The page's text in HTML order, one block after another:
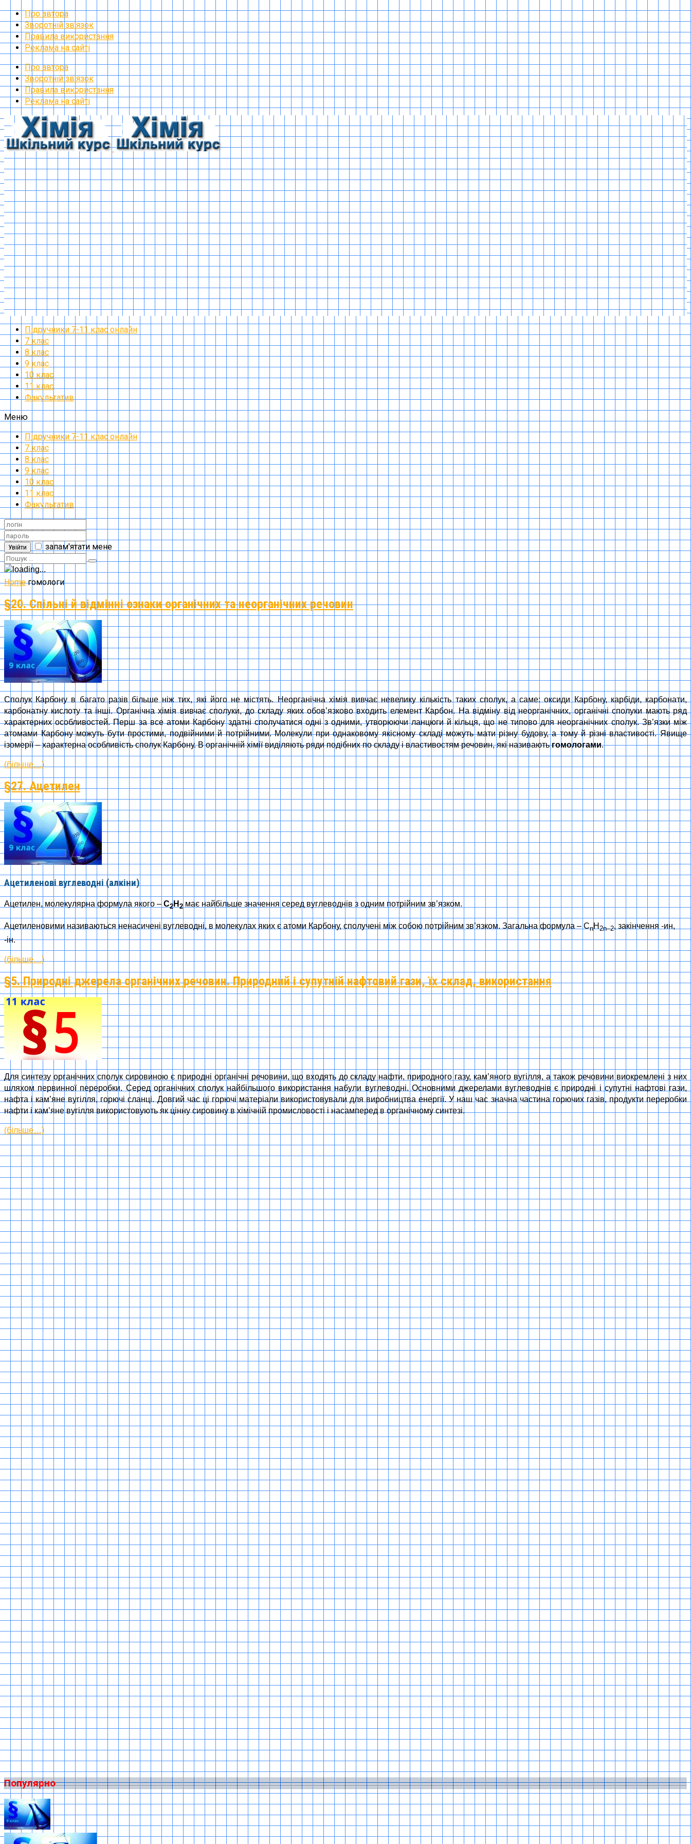
Про автора
Зворотній зв’язок
Правила використання
Реклама на сайті
Про автора
Зворотній зв’язок
Правила використання
Реклама на сайті
Підручники 7-11 клас онлайн
7 клас
8 клас
9 клас
10 клас
11 клас
Факультатив
Меню
Підручники 7-11 клас онлайн
7 клас
8 клас
9 клас
10 клас
11 клас
Факультатив
Увійти запам'ятати мене
Home гомологи
§20. Спільні й відмінні ознаки органічних та неорганічних речовин
Сполук Карбону в багато разів більше ніж тих, які його не містять. Неорганічна хімія вивчає невелику кількість таких сполук, а саме: оксиди Карбону, карбіди, карбонати,
карбонатну кислоту та інші. Органічна хімія вивчає сполуки, до складу яких обов’язково входить елемент Карбон. На відміну від неорганічних, органічні сполуки мають ряд
характерних особливостей. Перш за все атоми Карбону здатні сполучатися одні з одними, утворюючи ланцюги й кільця, що не типово для неорганічних сполук. Зв’язки між
атомами Карбону можуть бути простими, подвійними й потрійними. Молекули при однаковому якісному складі можуть мати різну будову, а тому й різні властивості. Явище
ізомерії – характерна особливість сполук Карбону. В органічній хімії виділяють ряди подібних по складу і властивостям речовин, які називаютьгомологами.
(більше…)
§27. Ацетилен
Ацетиленові вуглеводні (алкіни)
Ацетилен, молекулярна формула якого – С2 Н 2 має найбільше значення серед вуглеводнів з одним потрійним зв’язком.
Ацетиленовими називаються ненасичені вуглеводні, в молекулах яких є атоми Карбону, сполучені між собою потрійним зв’язком. Загальна формула – CnH 2n–2, закінчення -ин,
-ін.
(більше…)
§5. Природні джерела органічних речовин. Природний і супутній нафтовий гази, їх склад, використання
Для синтезу органічних сполук сировиною є природні органічні речовини, що входять до складу нафти, природного газу, кам’яного вугілля, а також речовини виокремлені з них
шляхом первинної переробки. Серед органічних сполук найбільшого використання набули вуглеводні. Основними джерелами вуглеводнів є природні і супутні нафтові гази,
нафта і кам’яне вугілля, горючі сланці. Довгий час ці горючі матеріали використовували для виробництва енергії. У наш час значна частина горючих газів, продукти переробки
нафти і кам’яне вугілля використовують як цінну сировину в хімічній промисловості і насамперед в органічному синтезі.
(більше…)
Популярно